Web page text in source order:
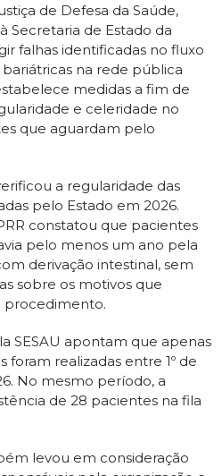
de Defesa da Saúde,
Secretaria de Estado da
falhas identificadas no fluxo
na rede pública
medidas a fim de
e celeridade no
que aguardam pelo
a regularidade das
pelo Estado em 2026.
constatou que pacientes
pelo menos um ano pela
derivação intestinal, sem
sobre os motivos que
procedimento.
SESAU apontam que apenas
foram realizadas entre 1º de
No mesmo período, a
de 28 pacientes na fila
levou em consideração